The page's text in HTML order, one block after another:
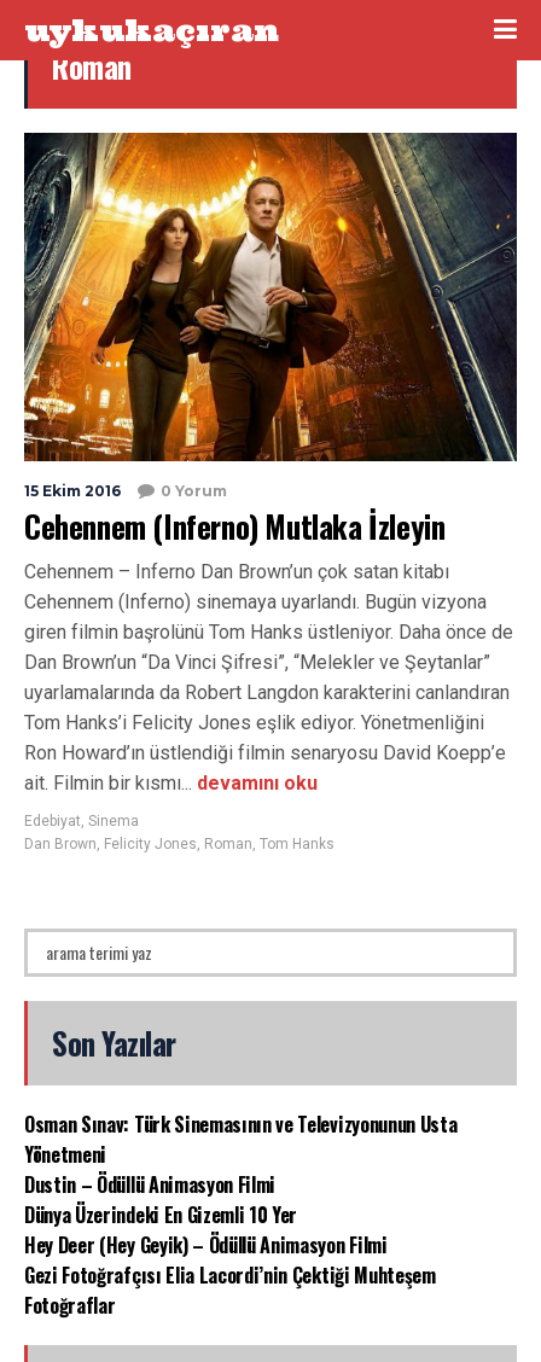
uykukaçıran
Roman
15 Ekim 2016 0 Yorum
Cehennem (Inferno) Mutlaka İzleyin
Cehennem – Inferno Dan Brown’un çok satan kitabı
Cehennem (Inferno) sinemaya uyarlandı. Bugün vizyona
giren filmin başrolünü Tom Hanks üstleniyor. Daha önce de
Dan Brown’un “Da Vinci Şifresi”, “Melekler ve Şeytanlar”
uyarlamalarında da Robert Langdon karakterini canlandıran
Tom Hanks’i Felicity Jones eşlik ediyor. Yönetmenliğini
Ron Howard’ın üstlendiği filmin senaryosu David Koepp’e
ait. Filmin bir kısmı... devamını oku
Edebiyat Sinema
Dan Brown Felicity Jones Roman Tom Hanks
Son Yazılar
Osman Sınav: Türk Sinemasının ve Televizyonunun Usta
Yönetmeni
Dustin – Ödüllü Animasyon Filmi
Dünya Üzerindeki En Gizemli 10 Yer
Hey Deer (Hey Geyik) – Ödüllü Animasyon Filmi
Gezi Fotoğrafçısı Elia Lacordi’nin Çektiği Muhteşem
Fotoğraflar